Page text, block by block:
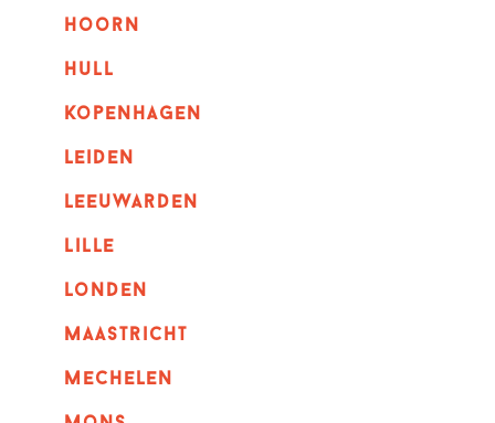
hoorn
hull
kopenhagen
leiden
leeuwarden
lille
londen
maastricht
mechelen